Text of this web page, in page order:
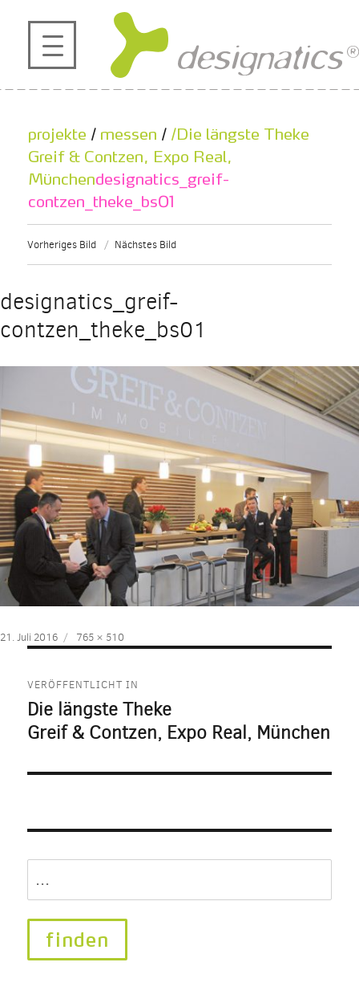
profil
projekte
kontakt
referenzen
de | en
projekte / messen / /Die längste Theke
Greif & Contzen, Expo Real,
Münchendesignatics_greif-
contzen_theke_bs01
Vorheriges Bild Nächstes Bild
designatics_greif-
contzen_theke_bs01
Veröffentlicht
21. Juli 2016
Volle
Größe
765 × 510
VERÖFFENTLICHT IN
Die längste Theke
Greif & Contzen, Expo Real, München
for: